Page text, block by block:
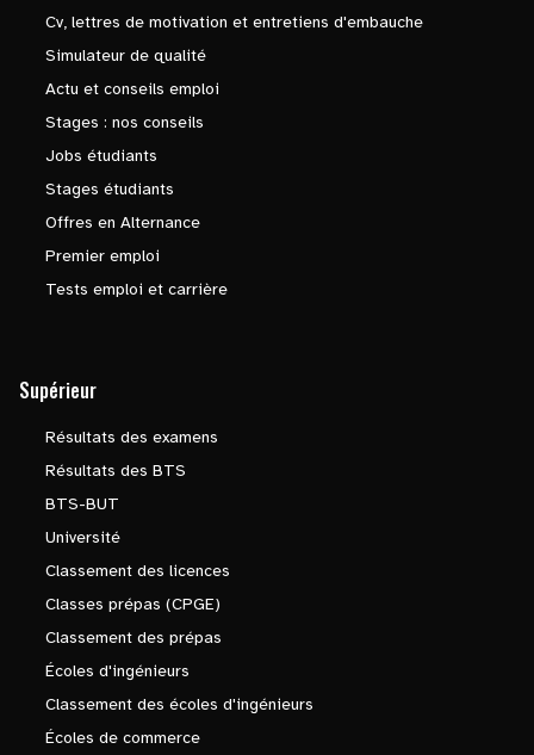
Cv, lettres de motivation et entretiens d'embauche
Simulateur de qualité
Actu et conseils emploi
Stages : nos conseils
Jobs étudiants
Stages étudiants
Offres en Alternance
Premier emploi
Tests emploi et carrière
Supérieur
Résultats des examens
Résultats des BTS
BTS-BUT
Université
Classement des licences
Classes prépas (CPGE)
Classement des prépas
Écoles d'ingénieurs
Classement des écoles d'ingénieurs
Écoles de commerce